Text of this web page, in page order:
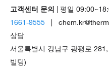
고객센터 문의
| 평일
1661-9555 |
상담
서울특별시 강남구 광평로
빌딩)